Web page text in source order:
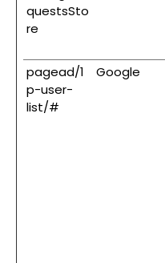
questsSto
re
pagead/1
p-user-
list/#
Google